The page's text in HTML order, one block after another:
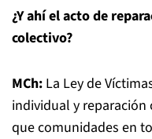
¿Y ahí el acto de
colectivo?
MCh: La Ley de
individual y reparación
que comunidades en